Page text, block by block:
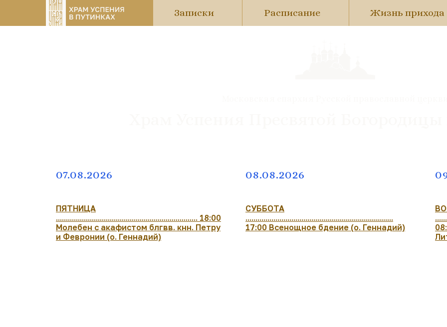
Жизнь прихода
Расписание
Записки
07.08.2026
ПЯТНИЦА
....................................................................... 18:00
Молебен с акафистом блгвв. кнн. Петру
и Февронии (о. Геннадий)
08.08.2026
СУББОТА
..........................................................................
17:00 Всенощное бдение (о. Геннадий)